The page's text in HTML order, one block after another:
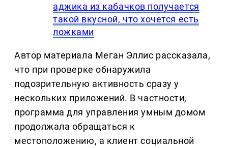
аджика из кабачков получается
такой вкусной, что хочется есть
ложками
Автор материала Меган Эллис рассказала,
что при проверке обнаружила
подозрительную активность сразу у
нескольких приложений. В частности,
программа для управления умным домом
продолжала обращаться к
местоположению, а клиент социальной